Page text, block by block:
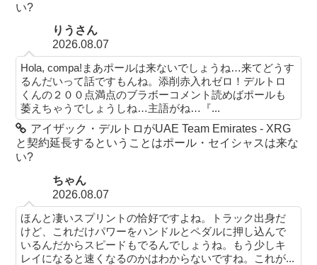
い?
りうさん
2026.08.07
Hola, compa!まあポールは来ないでしょうね…来てどうす
るんだいって話ですもんね。添削赤入れゼロ！デルトロ
くんの２００点満点のブラボーコメント読めばポールも
萎えちゃうでしょうしね…主語がね…『...
アイザック・デルトロがUAE Team Emirates - XRG
と契約延長するということはポール・セイシャスは来な
い?
ちゃん
2026.08.07
ほんと凄いスプリントの恰好ですよね。トラック出身だ
けど、これだけパワーをハンドルとペダルに押し込んで
いるんだからスピードもでるんでしょうね。もう少しキ
レイになると速くなるのかはわからないですね。これが...